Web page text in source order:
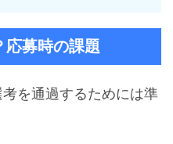
応募時の課題
を通過するためには準